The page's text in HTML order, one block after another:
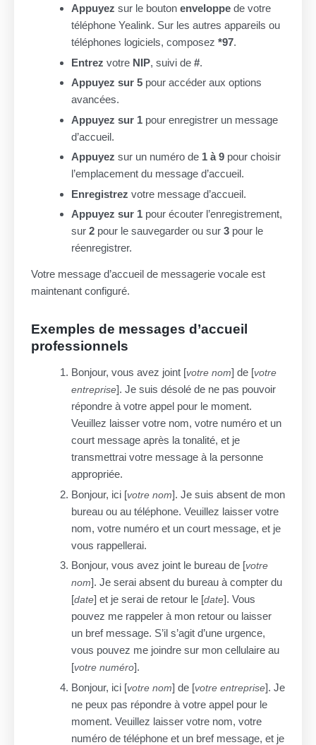
Appuyez sur le bouton enveloppe de votre
téléphone Yealink. Sur les autres appareils ou
téléphones logiciels, composez *97.
Entrez votre NIP, suivi de #.
Appuyez sur 5 pour accéder aux options
avancées.
Appuyez sur 1 pour enregistrer un message
d’accueil.
Appuyez sur un numéro de 1 à 9 pour choisir
l’emplacement du message d’accueil.
Enregistrez votre message d’accueil.
Appuyez sur 1 pour écouter l’enregistrement,
sur 2 pour le sauvegarder ou sur 3 pour le
réenregistrer.
Votre message d’accueil de messagerie vocale est
maintenant configuré.
Exemples de messages d’accueil
professionnels
Bonjour, vous avez joint [votre nom] de [votre
entreprise]. Je suis désolé de ne pas pouvoir
répondre à votre appel pour le moment.
Veuillez laisser votre nom, votre numéro et un
court message après la tonalité, et je
transmettrai votre message à la personne
appropriée.
Bonjour, ici [votre nom]. Je suis absent de mon
bureau ou au téléphone. Veuillez laisser votre
nom, votre numéro et un court message, et je
vous rappellerai.
Bonjour, vous avez joint le bureau de [votre
nom]. Je serai absent du bureau à compter du
[date] et je serai de retour le [date]. Vous
pouvez me rappeler à mon retour ou laisser
un bref message. S’il s’agit d’une urgence,
vous pouvez me joindre sur mon cellulaire au
[votre numéro].
Bonjour, ici [votre nom] de [votre entreprise]. Je
ne peux pas répondre à votre appel pour le
moment. Veuillez laisser votre nom, votre
numéro de téléphone et un bref message, et je